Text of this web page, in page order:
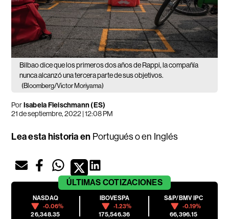
Bilbao dice que los primeros dos años de Rappi, la compañía
nunca alcanzó una tercera parte de sus objetivos.
(Bloomberg/Victor Moriyama)
PorIsabela Fleischmann (ES)
21 de septiembre, 2022 | 12:08 PM
Lea esta historia en Portuguéso en Inglés
ÚLTIMAS COTIZACIONES
NASDAQ
-0.06%
26,348.35
IBOVESPA
-1.23%
175,546.36
S&P/BMV IPC
-0.19%
66,396.15